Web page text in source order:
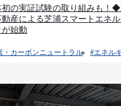
初の実証試験の取り組みも！
動産による芝浦スマートエネ
が始動
・カーボンニュートラル #エネル